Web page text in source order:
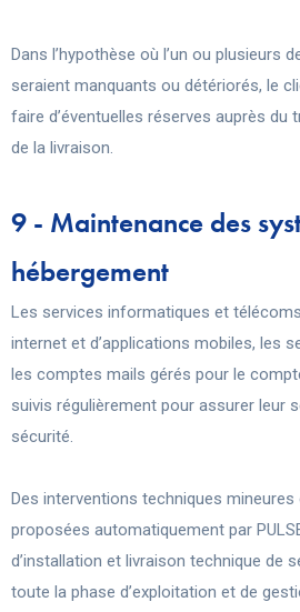
Dans l’hypothèse où l’un ou plusieurs
seraient manquants ou détériorés, le
faire d’éventuelles réserves auprès du
de la livraison.
9 - Maintenance des
hébergement
Les services informatiques et
internet et d’applications mobiles, les
les comptes mails gérés pour le
suivis régulièrement pour assurer leur
sécurité.
Des interventions techniques
proposées automatiquement par
d’installation et livraison technique de
toute la phase d’exploitation et de